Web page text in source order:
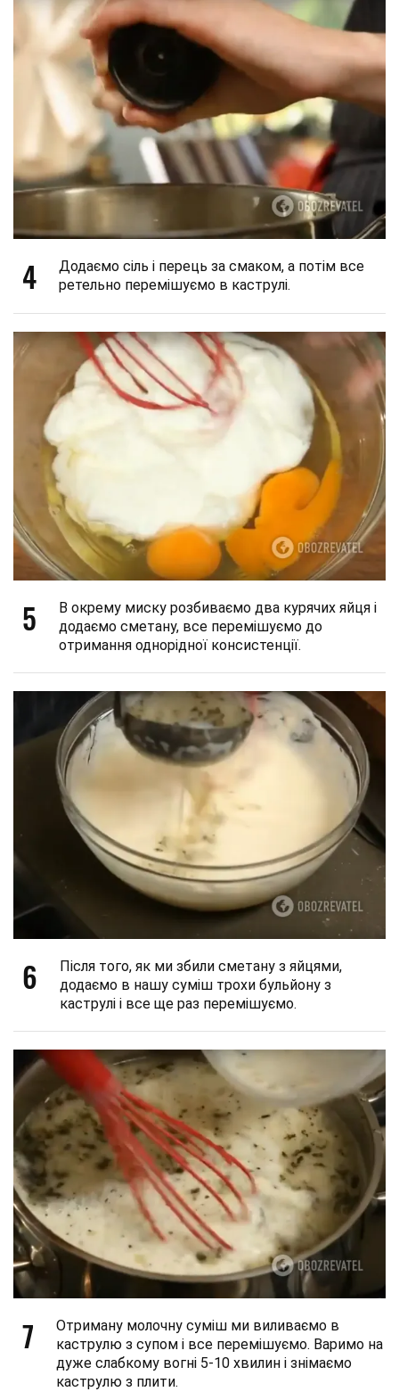
4
Додаємо сіль і перець за смаком, а потім все
ретельно перемішуємо в каструлі.
5
В окрему миску розбиваємо два курячих яйця і
додаємо сметану, все перемішуємо до
отримання однорідної консистенції.
6
Після того, як ми збили сметану з яйцями,
додаємо в нашу суміш трохи бульйону з
каструлі і все ще раз перемішуємо.
7
Отриману молочну суміш ми виливаємо в
каструлю з супом і все перемішуємо. Варимо на
дуже слабкому вогні 5-10 хвилин і знімаємо
каструлю з плити.